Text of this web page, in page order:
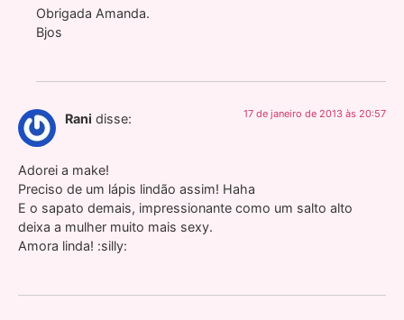
Obrigada Amanda.
Bjos
Rani disse: 17 de janeiro de 2013 às 20:57
Adorei a make!
Preciso de um lápis lindão assim! Haha
E o sapato demais, impressionante como um salto alto
deixa a mulher muito mais sexy.
Amora linda! :silly: